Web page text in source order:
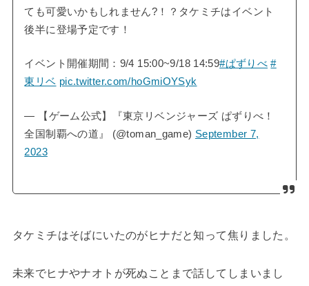
ても可愛いかもしれません?！？タケミチはイベント
後半に登場予定です！
イベント開催期間：9/4 15:00~9/18 14:59#ぱずりべ #
東リベ pic.twitter.com/hoGmiOYSyk
— 【ゲーム公式】『東京リベンジャーズ ぱずりべ！
全国制覇への道』 (@toman_game) September 7,
2023
タケミチはそばにいたのがヒナだと知って焦りました。
未来でヒナやナオトが死ぬことまで話してしまいまし